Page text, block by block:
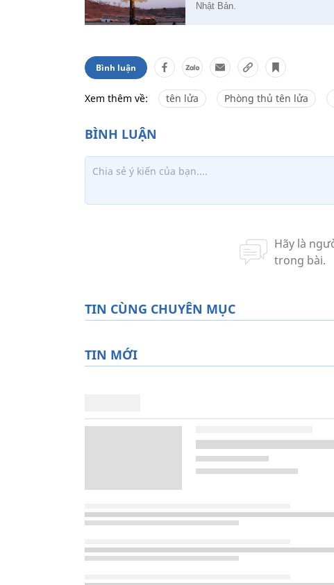
Nhật Bản.
Bình luận
Xem thêm về: tên lửa Phòng thủ tên lửa
TIN CÙNG CHUYÊN MỤC
TIN MỚI